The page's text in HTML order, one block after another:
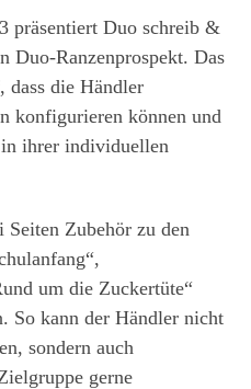
präsentiert Duo schreib &
Duo-Ranzenprospekt. Das
dass die Händler
konfigurieren können und
ihrer individuellen
Seiten Zubehör zu den
um die Zuckertüte“
So kann der Händler nicht
sondern auch
gerne